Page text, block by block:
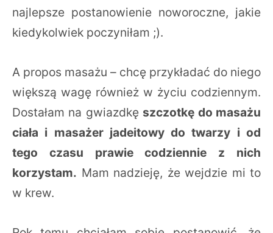
najlepsze postanowienie noworoczne, jakie
kiedykolwiek poczyniłam ;).
A propos masażu – chcę przykładać do niego
większą wagę również w życiu codziennym.
Dostałam na gwiazdkęszczotkę do masażu
ciała i masażer jadeitowy do twarzy i od
tego czasu prawie codziennie z nich
korzystam. Mam nadzieję, że wejdzie mi to
w krew.